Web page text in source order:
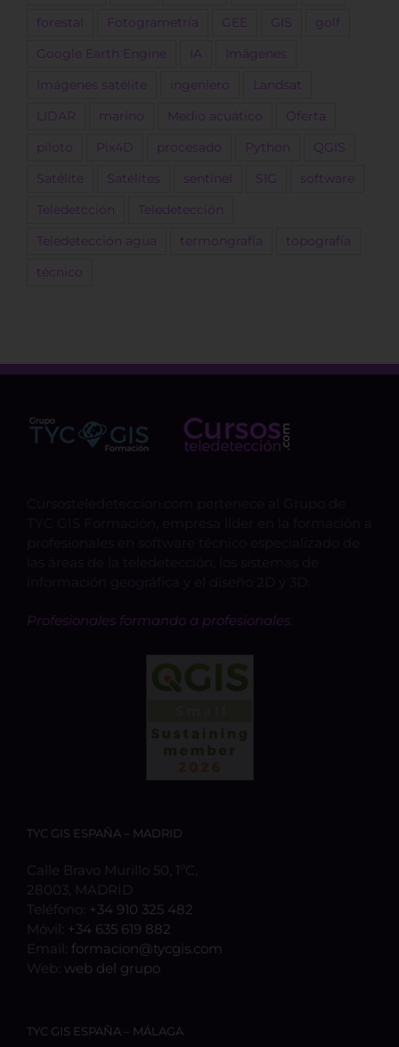
forestal Fotogrametría GEE GIS golf
Google Earth Engine IA Imágenes
Imágenes satélite ingeniero Landsat
LIDAR marino Medio acuático Oferta
piloto Pix4D procesado Python QGIS
Satélite Satélites sentinel SIG software
Teledetcción Teledetección
Teledetección agua termongrafía topografía
técnico
Profesionales formando a profesionales.
TYC GIS ESPAÑA – MADRID
Calle Bravo Murillo 50, 1ºC,
28003, MADRID
Teléfono: +34 910 325 482
Móvil: +34 635 619 882
Email: formacion@tycgis.com
Web: web del grupo
TYC GIS ESPAÑA – MÁLAGA